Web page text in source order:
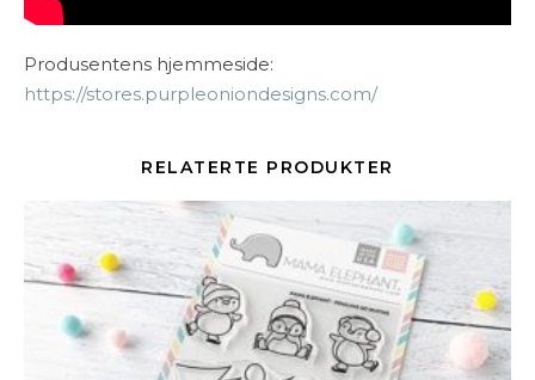
Produsentens hjemmeside:
https://stores.purpleoniondesigns.com/
RELATERTE PRODUKTER